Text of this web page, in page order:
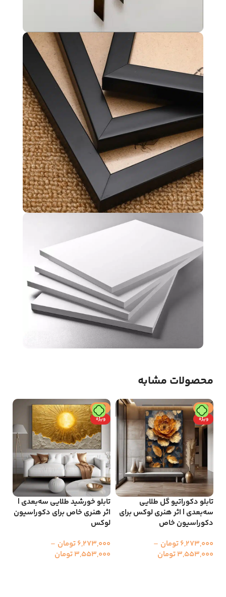
محصولات مشابه
حراج
ویژه
تابلو دکوراتیو گل طلایی
سه‌بعدی | اثر هنری لوکس برای
دکوراسیون خاص
6,273,000تومان –
3,553,000تومان
حراج
ویژه
تابلو خورشید طلایی سه‌بعدی |
اثر هنری خاص برای دکوراسیون
لوکس
6,273,000تومان –
3,553,000تومان